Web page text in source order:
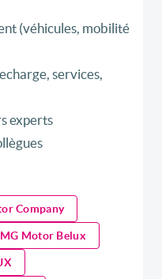
(véhicules, mobilité
services,
experts
Company
MG Motor Belux